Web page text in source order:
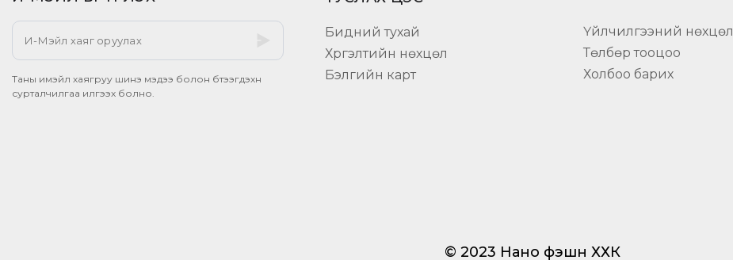
Таны имэйл хаягруу шинэ мэдээ болон бүтээгдэхүүн
сурталчилгаа илгээх болно.
Бидний тухай
Хүргэлтийн нөхцөл
Бэлгийн карт
Үйлчилгээний нөхцөл
Төлбөр тооцоо
Холбоо барих
© 2023 Нано фэшн ХХК